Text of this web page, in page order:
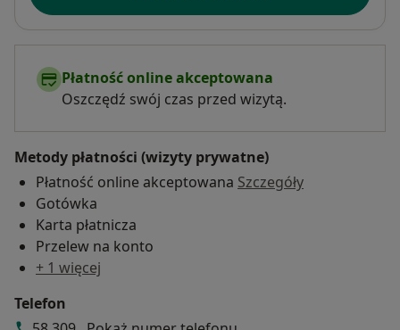
Płatność online akceptowana
Oszczędź swój czas przed wizytą.
Metody płatności (wizyty prywatne)
Płatność online akceptowana Szczegóły
Gotówka
Karta płatnicza
Przelew na konto
+ 1 więcej
Telefon